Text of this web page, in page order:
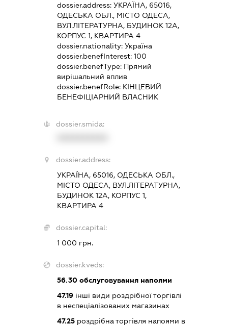
dossier.address: УКРАЇНА, 65016,
ОДЕСЬКА ОБЛ., МІСТО ОДЕСА,
ВУЛ.ЛІТЕРАТУРНА, БУДИНОК 12А,
КОРПУС 1, КВАРТИРА 4
dossier.nationality: Україна
dossier.benefInterest: 100
dossier.benefType: Прямий
вирішальний вплив
dossier.benefRole: КІНЦЕВИЙ
БЕНЕФІЦІАРНИЙ ВЛАСНИК
dossier.smida:
dossier.address:
УКРАЇНА, 65016, ОДЕСЬКА ОБЛ.,
МІСТО ОДЕСА, ВУЛ.ЛІТЕРАТУРНА,
БУДИНОК 12А, КОРПУС 1,
КВАРТИРА 4
dossier.capital:
1 000 грн.
dossier.kveds:
56.30обслуговування напоями
47.19інші види роздрібної торгівлі
в неспеціалізованих магазинах
47.25роздрібна торгівля напоями в